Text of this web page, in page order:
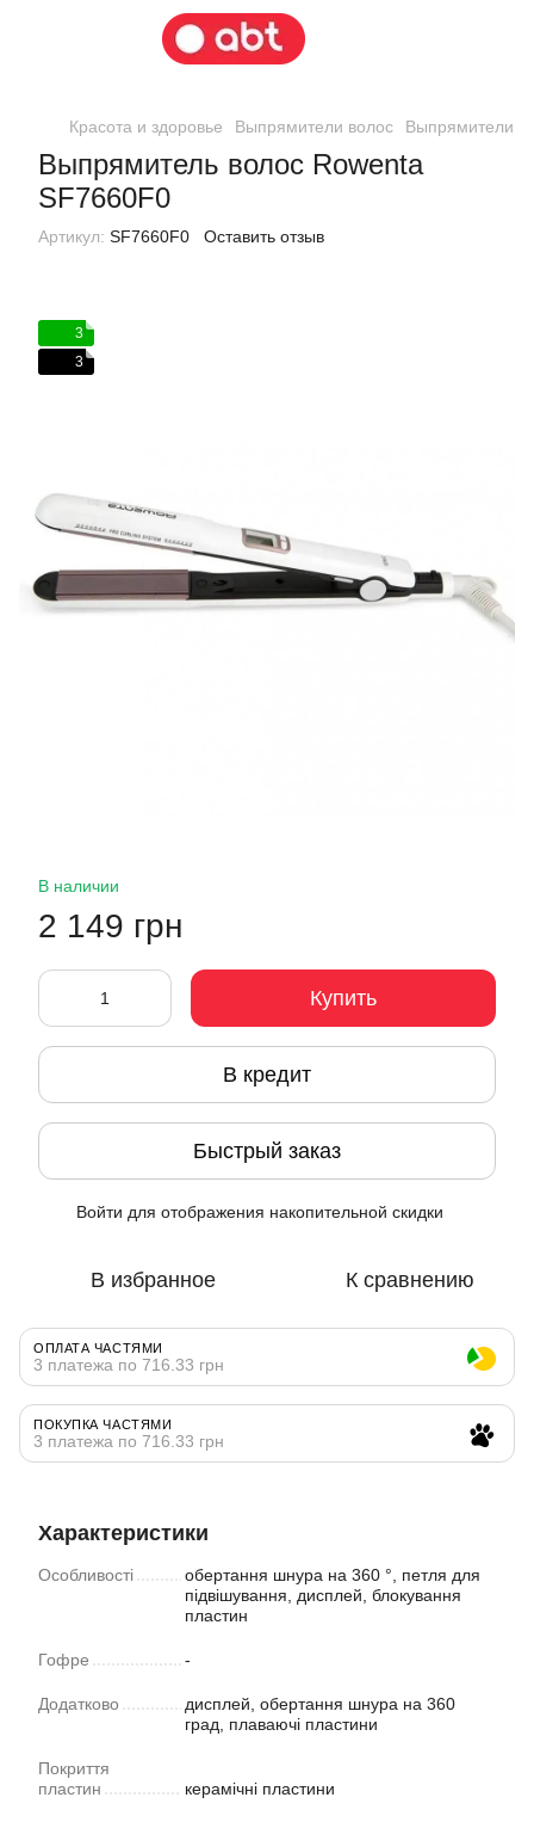
Красота и здоровье Выпрямители волос Выпрямители
Выпрямитель волос Rowenta
SF7660F0
Артикул: SF7660F0 Оставить отзыв
3
3
В наличии
2 149 грн
Купить
В кредит
Быстрый заказ
Войти для отображения накопительной скидки
В избранное К сравнению
ОПЛАТА ЧАСТЯМИ
3 платежа по 716.33 грн
ПОКУПКА ЧАСТЯМИ
3 платежа по 716.33 грн
Характеристики
Особливості
обертання шнура на 360 °, петля для
підвішування, дисплей, блокування
пластин
Гофре -
Додатково
дисплей, обертання шнура на 360
град, плаваючі пластини
Покриття
пластин
керамічні пластини